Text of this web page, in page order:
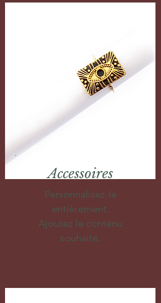
Accessoires
Personnalisez-le
entièrement.
Ajoutez le contenu
souhaité.